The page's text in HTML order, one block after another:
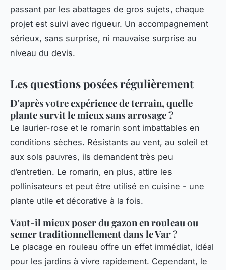
passant par les abattages de gros sujets, chaque
projet est suivi avec rigueur. Un accompagnement
sérieux, sans surprise, ni mauvaise surprise au
niveau du devis.
Les questions posées régulièrement
D'après votre expérience de terrain, quelle
plante survit le mieux sans arrosage ?
Le laurier-rose et le romarin sont imbattables en
conditions sèches. Résistants au vent, au soleil et
aux sols pauvres, ils demandent très peu
d’entretien. Le romarin, en plus, attire les
pollinisateurs et peut être utilisé en cuisine - une
plante utile et décorative à la fois.
Vaut-il mieux poser du gazon en rouleau ou
semer traditionnellement dans le Var ?
Le placage en rouleau offre un effet immédiat, idéal
pour les jardins à vivre rapidement. Cependant, le